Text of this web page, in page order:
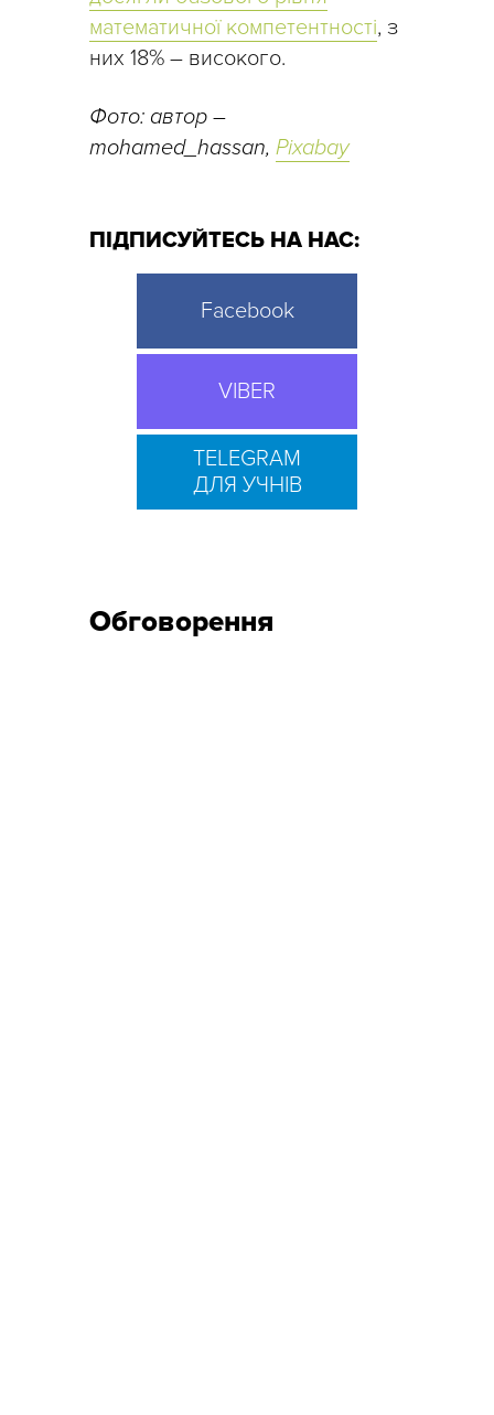
математичної компетентності, з
них 18% – високого.
Фото: автор –
mohamed_hassan, Pixabay
ПІДПИСУЙТЕСЬ НА НАС:
Facebook
VIBER
TELEGRAM
ДЛЯ УЧНІВ
Обговорення